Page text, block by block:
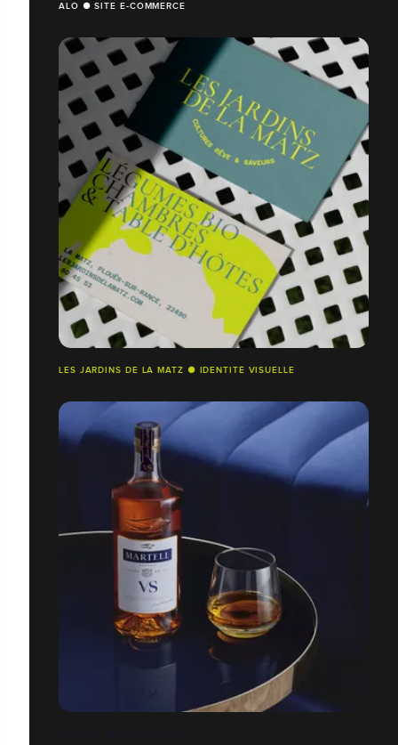
ALO ● SITE E-COMMERCE
LES JARDINS DE LA MATZ ● IDENTITÉ VISUELLE